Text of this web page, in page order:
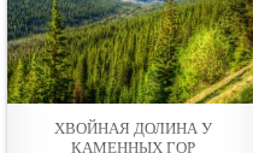
ХВОЙНАЯ ДОЛИНА У
КАМЕННЫХ ГОР